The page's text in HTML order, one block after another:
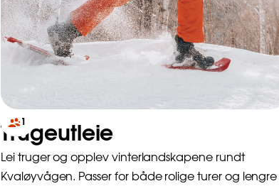
1
Trugeutleie
Lei truger og opplev vinterlandskapene rundt
Kvaløyvågen. Passer for både rolige turer og lengre